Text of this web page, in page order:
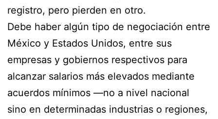
registro, pero pierden en otro.
Debe haber algún tipo de negociación entre
México y Estados Unidos, entre sus
empresas y gobiernos respectivos para
alcanzar salarios más elevados mediante
acuerdos mínimos —no a nivel nacional
sino en determinadas industrias o regiones,